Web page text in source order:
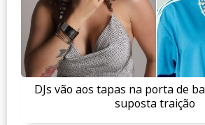
DJs vão aos tapas na porta de
suposta traição